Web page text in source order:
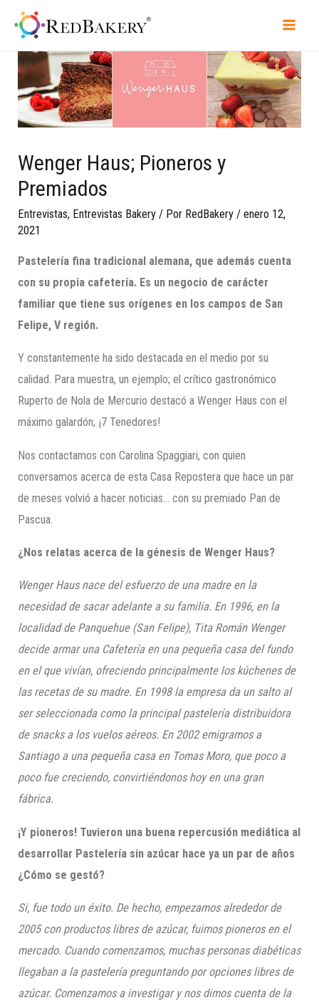
Wenger Haus; Pioneros y
Premiados
Entrevistas, Entrevistas Bakery / Por RedBakery /enero 12,
2021
Pastelería fina tradicional alemana, que además cuenta
con su propia cafetería. Es un negocio de carácter
familiar que tiene sus orígenes en los campos de San
Felipe, V región.
Y constantemente ha sido destacada en el medio por su
calidad. Para muestra, un ejemplo; el crítico gastronómico
Ruperto de Nola de Mercurio destacó a Wenger Haus con el
máximo galardón; ¡7 Tenedores!
Nos contactamos con Carolina Spaggiari, con quien
conversamos acerca de esta Casa Repostera que hace un par
de meses volvió a hacer noticias… con su premiado Pan de
Pascua.
¿Nos relatas acerca de la génesis deWenger Haus?
Wenger Hausnace del esfuerzo de una madre en la
necesidad de sacar adelante a su familia. En 1996, en la
localidad de Panquehue(San Felipe), Tita Román Wenger
decide armar una Cafetería en una pequeña casa del fundo
en el que vivían, ofreciendo principalmente los kúchenesde
las recetas de su madre. En 1998 la empresa da un salto al
ser seleccionada como la principal pastelería distribuidora
de snacksa los vuelos aéreos. En 2002 emigramos a
Santiago a una pequeña casa en Tomas Moro, que poco a
poco fue creciendo, convirtiéndonos hoy en una gran
fábrica.
¡Y pioneros! Tuvieron una buena repercusión mediática al
desarrollar Pastelería sin azúcar hace ya un par de años
¿Cómo se gestó?
Si, fue todo un éxito. De hecho, empezamos alrededor de
2005 con productos libres de azúcar, fuimos pioneros en el
mercado. Cuando comenzamos, muchas personas diabéticas
llegaban a la pastelería preguntando por opciones libres de
azúcar. Comenzamos a investigar y nos dimos cuenta de la